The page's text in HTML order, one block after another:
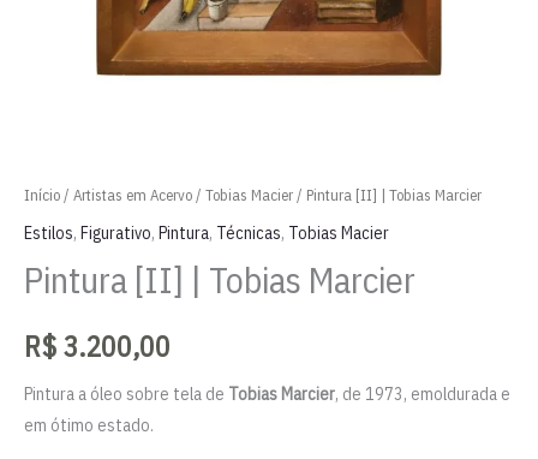
Início/ Artistas em Acervo/ Tobias Macier/ Pintura [II] | Tobias Marcier
Estilos, Figurativo, Pintura, Técnicas, Tobias Macier
Pintura [II] | Tobias Marcier
R$3.200,00
Pintura a óleo sobre tela de Tobias Marcier, de 1973, emoldurada e
em ótimo estado.